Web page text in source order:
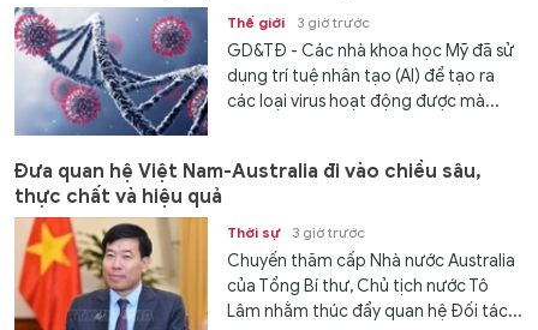
Thế giới 3 giờ trước
GD&TĐ - Các nhà khoa học Mỹ đã sử
dụng trí tuệ nhân tạo (AI) để tạo ra
các loại virus hoạt động được mà...
Đưa quan hệ Việt Nam-Australia đi vào chiều sâu,
thực chất và hiệu quả
Thời sự 3 giờ trước
Chuyến thăm cấp Nhà nước Australia
của Tổng Bí thư, Chủ tịch nước Tô
Lâm nhằm thúc đẩy quan hệ Đối tác...